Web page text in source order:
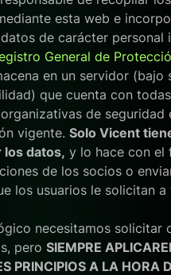
esta web e
de carácter personal
General de
en un servidor (bajo
que cuenta con
de seguridad
vigente. Solo Vicent
los datos, y lo hace con el
de los socios o
los usuarios le solicitan a
necesitamos solicitar
pero SIEMPRE
PRINCIPIOS A LA HORA